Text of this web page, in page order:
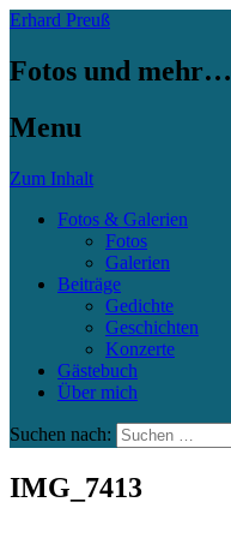
Erhard Preuß
Fotos und mehr…
Menu
Zum Inhalt
Fotos & Galerien
Fotos
Galerien
Beiträge
Gedichte
Geschichten
Konzerte
Gästebuch
Über mich
Suchen nach:
IMG_7413